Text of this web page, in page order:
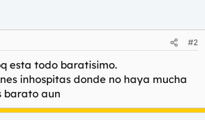
#2
esta todo baratisimo.
inhospitas donde no haya mucha
barato aun